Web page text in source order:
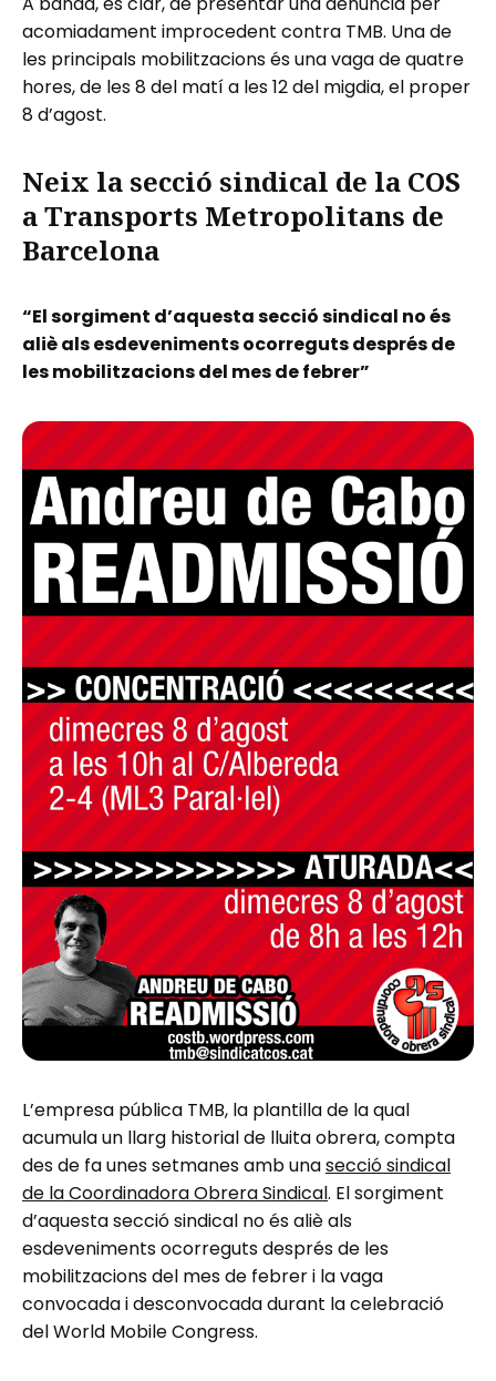
acomiadament improcedent contra TMB. Una de
les principals mobilitzacions és una vaga de quatre
hores, de les 8 del matí a les 12 del migdia, el proper
8 d’agost.
Neix la secció sindical de la COS
a Transports Metropolitans de
Barcelona
“El sorgiment d’aquesta secció sindical no és
aliè als esdeveniments ocorreguts després de
les mobilitzacions del mes de febrer”
L’empresa pública TMB, la plantilla de la qual
acumula un llarg historial de lluita obrera, compta
des de fa unes setmanes amb unasecció sindical
de la Coordinadora Obrera Sindical. El sorgiment
d’aquesta secció sindical no és aliè als
esdeveniments ocorreguts després de les
mobilitzacions del mes de febrer i la vaga
convocada i desconvocada durant la celebració
del World Mobile Congress.